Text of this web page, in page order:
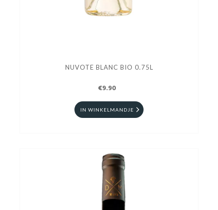
NUVOTE BLANC BIO 0.75L
€9.90
IN WINKELMANDJE